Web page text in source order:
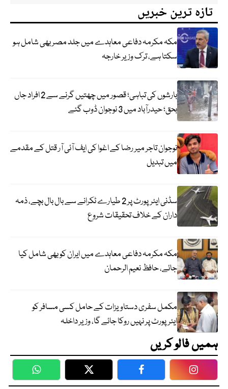
تازہ ترین خبریں
مکہ مکرمہ دفاعی معاہدے میں جلد مصر بھی شامل ہو
سکتا ہے، ترک وزیر خارجہ
بارشوں کی تباہی؛ قصور میں چھتیں گرنے سے 2 افراد جاں
بحق؛ حیدرآباد میں 3 نوجوان ڈوب گئے
نوجوان تاجر میر رضا کے اغوا کی ایف آئی آر قتل کے مقدمے
میں تبدیل
سڈنی ایئرپورٹ پر 2 طیارے ٹکرانے سے بال بال بچے، ذمہ
داران کے خلاف تحقیقات شروع
مکہ مکرمہ دفاعی معاہدے میں ایران کو بھی شامل کیا
جائے، حافظ نعیم الرحمان
مکمل سفری دستاویزات کے حامل کسی مسافر کو
ایئرپورٹ پر نہیں روکا جائے گا، وزیر داخلہ
ہمیں فالو کریں
WhatsApp Twitter Facebook